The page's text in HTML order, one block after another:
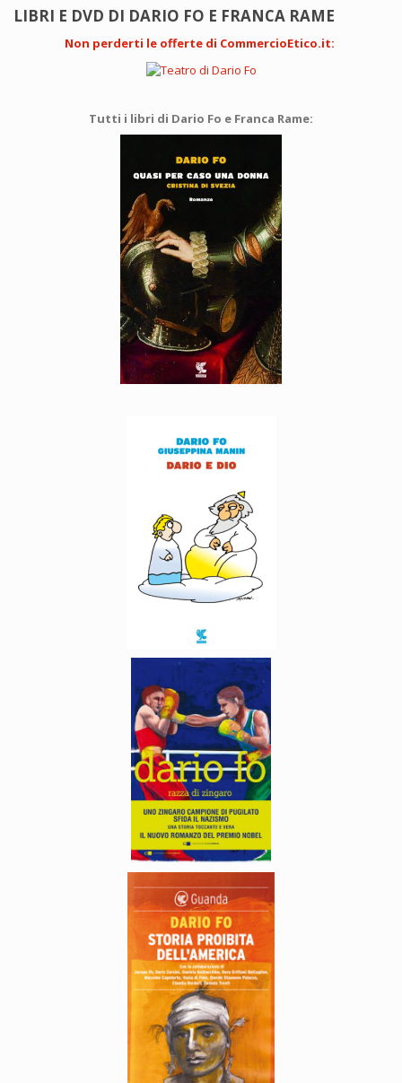
LIBRI E DVD DI DARIO FO E FRANCA RAME
Non perderti le offerte di CommercioEtico.it:
Tutti i libri di Dario Fo e Franca Rame: